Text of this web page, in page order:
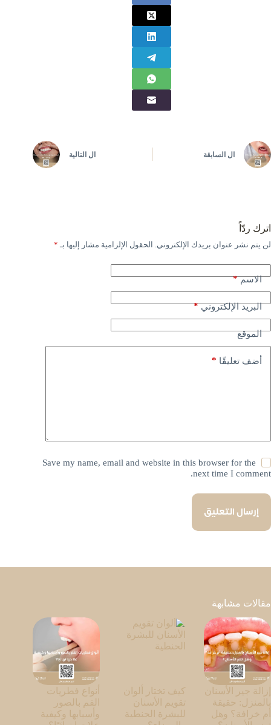
ال السابقة ال التالية
اترك ردّاً
لن يتم نشر عنوان بريدك الإلكتروني. الحقول الإلزامية مشار إليها بـ *
الاسم*
البريد الإلكتروني*
الموقع
أضف تعليقًا *
Save my name, email and website in this browser for the
next time I comment.
إرسال التعليق
مقالات مشابهة
إزالة جير الأسنان
بالمنزل: حقيقة
أم خرافة؟ وهل
كيف تختار ألوان
تقويم الأسنان
للبشرة الحنطية
أنواع فطريات
الفم بالصور
وأسبابها وكيفية